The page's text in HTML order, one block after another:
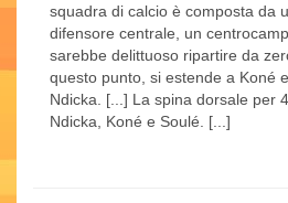
squadra di calcio è composta da
difensore centrale, un
sarebbe delittuoso ripartire da
questo punto, si estende a Koné
Ndicka. [...] La spina dorsale per
Ndicka, Koné e Soulé. [...]